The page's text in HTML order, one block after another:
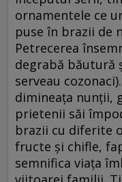
ornamentele ce
puse în brazii de
Petrecerea
degrabă băutură
serveau
dimineaţa nunţii,
prietenii săi
brazii cu diferite
fructe şi chifle,
semnifica viaţa